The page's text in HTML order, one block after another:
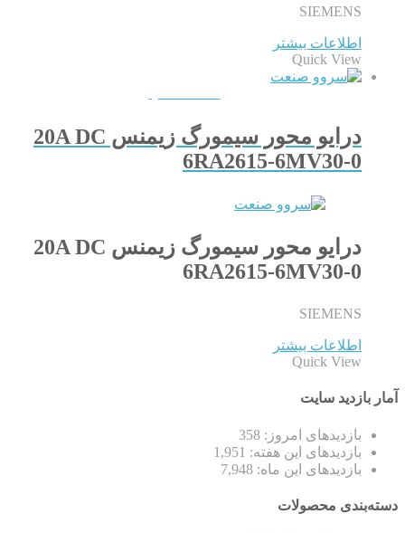
SIEMENS
اطلاعات بیشتر
Quick View
درایو محور سیمورگ زیمنس 20A DC
6RA2615-6MV30-0
درایو محور سیمورگ زیمنس 20A DC
6RA2615-6MV30-0
SIEMENS
اطلاعات بیشتر
Quick View
آمار بازدید سایت
بازدیدهای امروز: 358
بازدیدهای این هفته: 1,951
بازدیدهای این ماه: 7,948
دسته‌بندی محصولات